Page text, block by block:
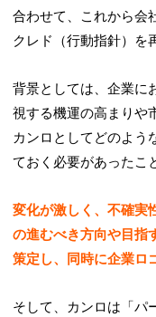
合わせて、これから会
クレド（行動指針）を
背景としては、企業に
視する機運の高まりや
カンロとしてどのよう
ておく必要があったこ
変化が激しく、不確実
の進むべき方向や目指
策定し、同時に企業ロ
そして、カンロは「パ